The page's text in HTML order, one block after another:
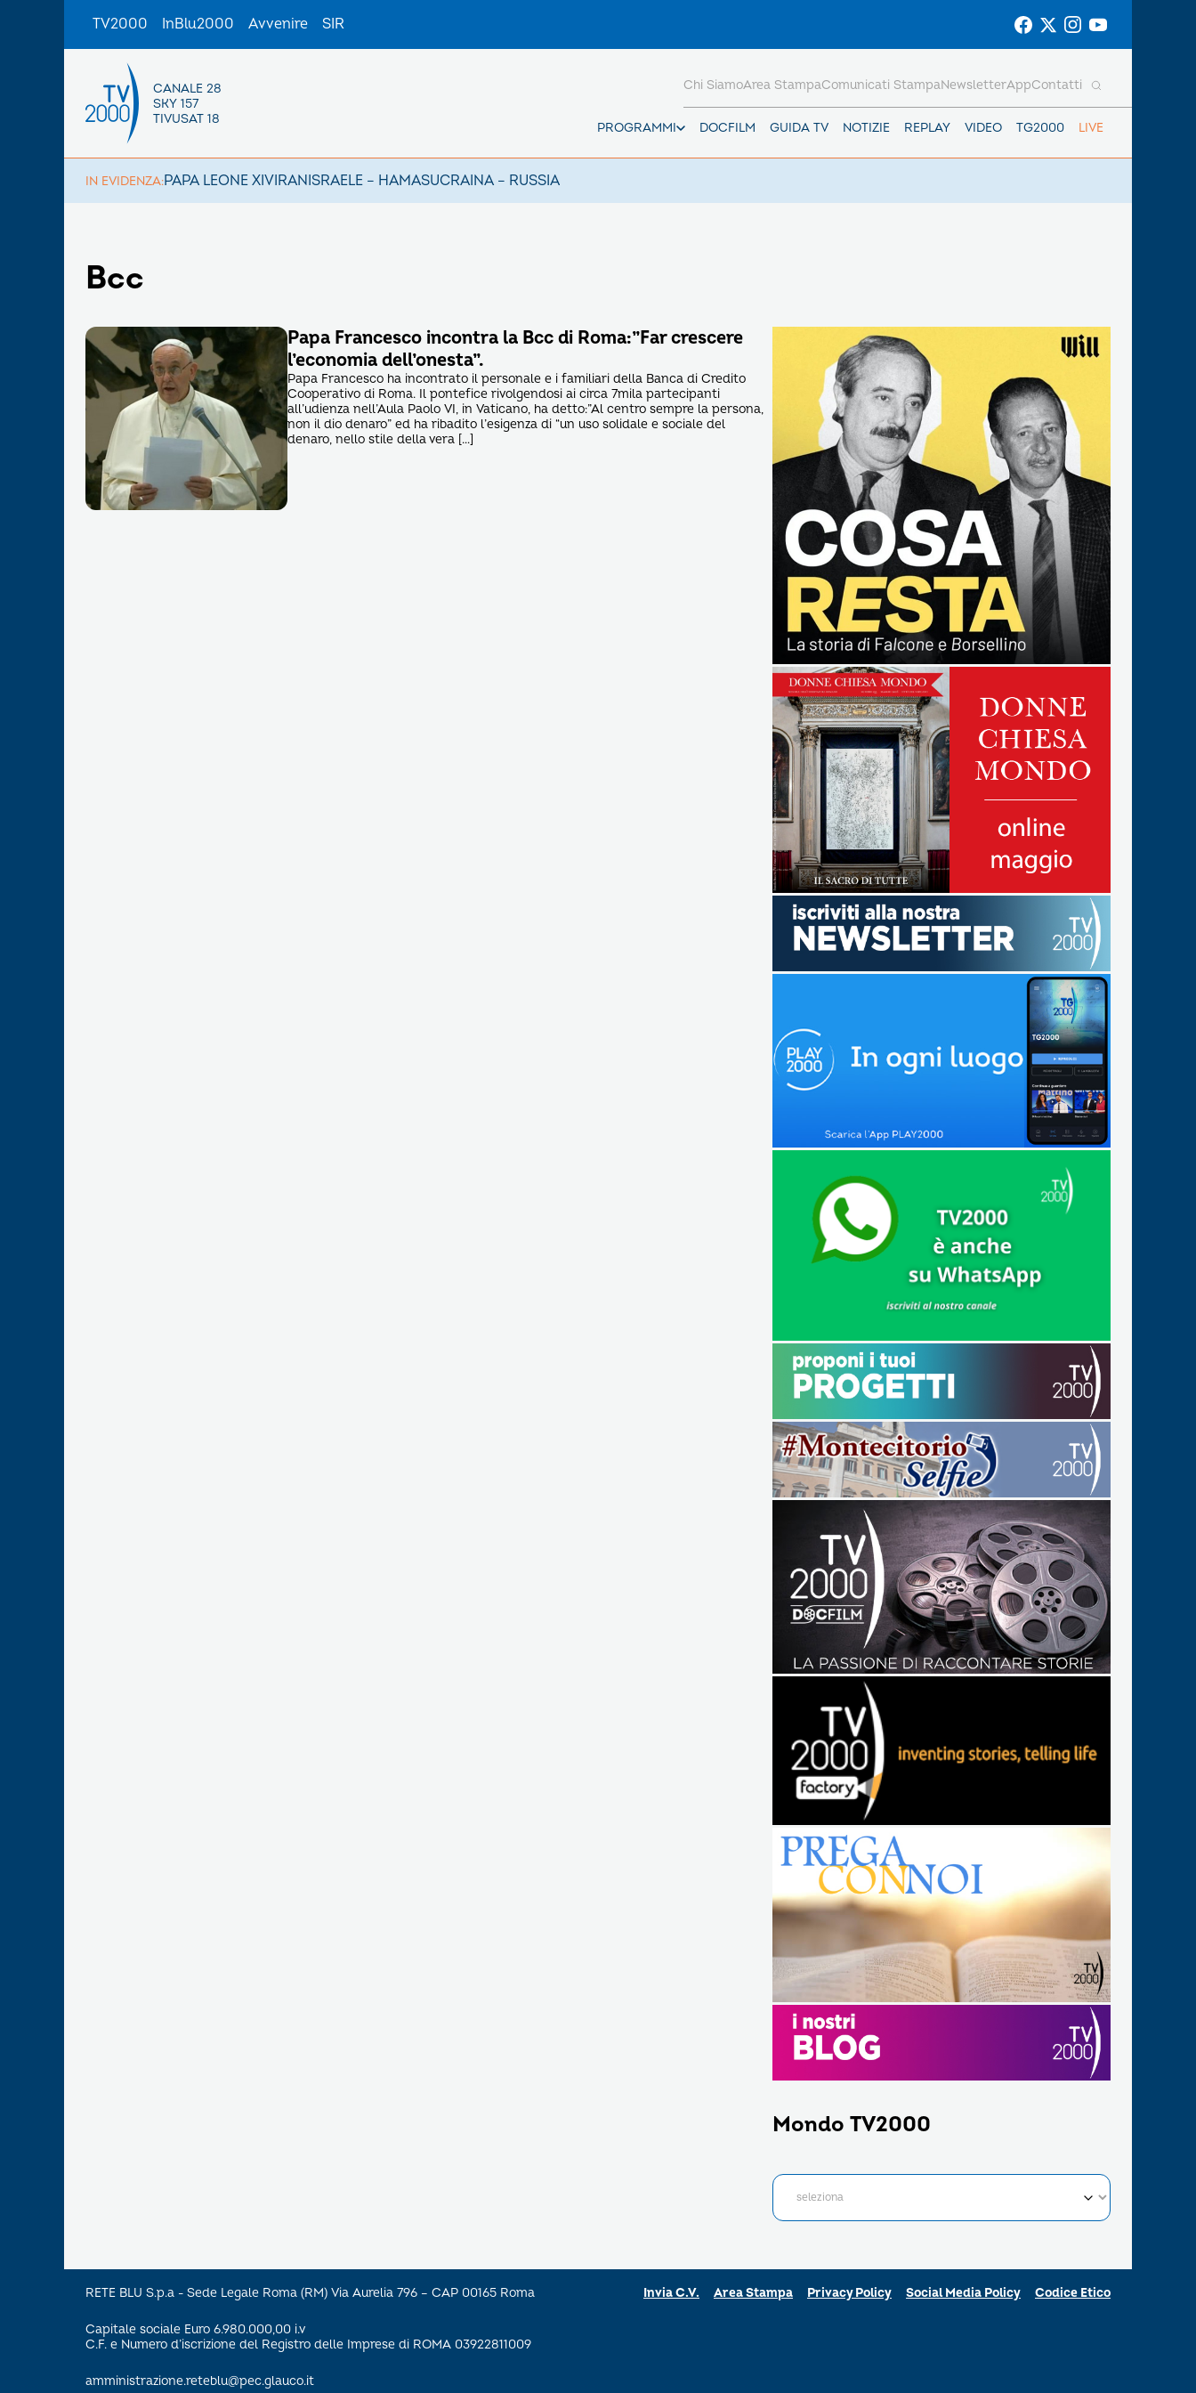
TV2000 InBlu2000 Avvenire SIR
CANALE 28
SKY 157
TIVUSAT 18
PROGRAMMI DOCFILM GUIDA TV NOTIZIE REPLAY VIDEO TG2000 LIVE
Chi SiamoArea StampaComunicati StampaNewsletterAppContatti
IN EVIDENZA:PAPA LEONE XIVIRANISRAELE – HAMASUCRAINA – RUSSIA
Bcc
Papa Francesco incontra la Bcc di Roma:”Far crescere
l’economia dell’onesta”.
Papa Francesco ha incontrato il personale e i familiari della Banca di Credito
Cooperativo di Roma. Il pontefice rivolgendosi ai circa 7mila partecipanti
all’udienza nell’Aula Paolo VI, in Vaticano, ha detto:”Al centro sempre la persona,
non il dio denaro” ed ha ribadito l’esigenza di “un uso solidale e sociale del
denaro, nello stile della vera […]
Mondo TV2000
RETE BLU S.p.a - Sede Legale Roma (RM) Via Aurelia 796 – CAP 00165 Roma
Capitale sociale Euro 6.980.000,00 i.v
C.F. e Numero d’iscrizione del Registro delle Imprese di ROMA 03922811009
amministrazione.reteblu@pec.glauco.it
Invia C.V. Area Stampa Privacy Policy Social Media Policy Codice Etico